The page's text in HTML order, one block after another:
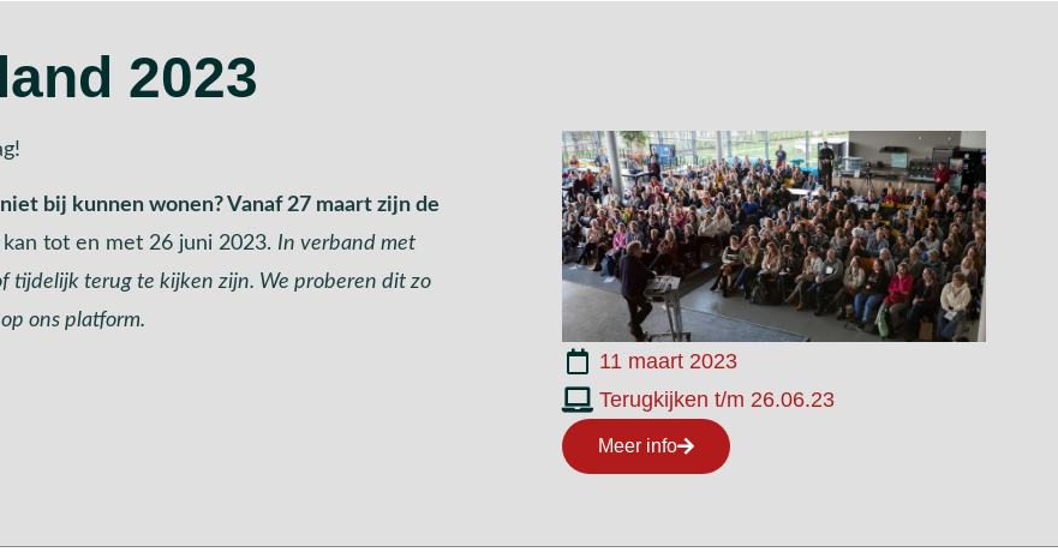
2023
bij kunnen wonen? Vanaf 27 maart zijn de
kan tot en met 26 juni 2023. In verband met
tijdelijk terug te kijken zijn. We proberen dit zo
ons platform.
11 maart 2023
Terugkijken t/m 26.06.23
Meer info